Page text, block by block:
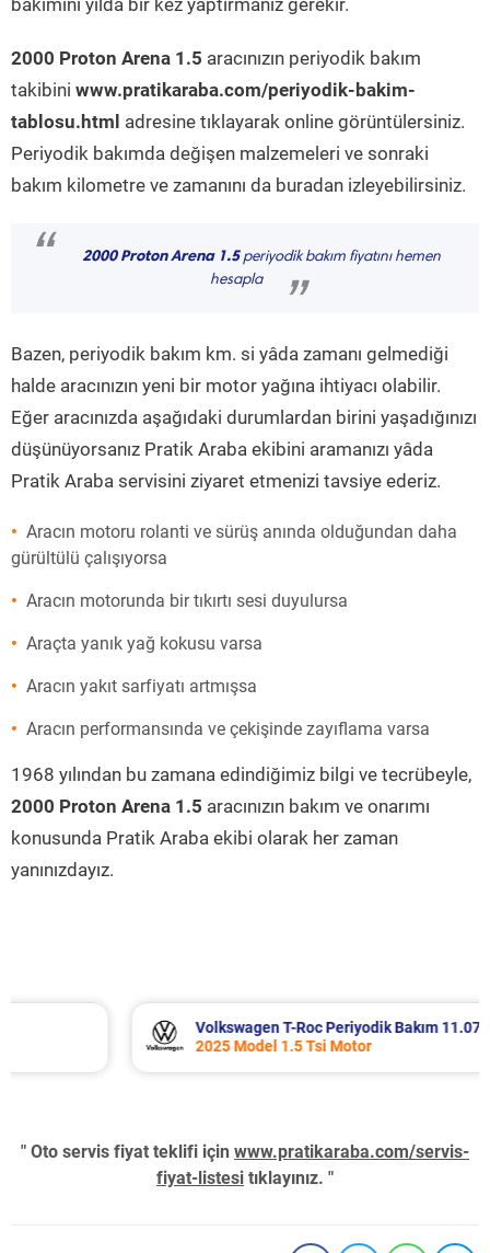
bakımını yılda bir kez yaptırmanız gerekir.
2000 Proton Arena 1.5 aracınızın periyodik bakım
takibini www.pratikaraba.com/periyodik-bakim-
tablosu.html adresine tıklayarak online görüntülersiniz.
Periyodik bakımda değişen malzemeleri ve sonraki
bakım kilometre ve zamanını da buradan izleyebilirsiniz.
“ 2000 Proton Arena 1.5periyodik bakım fiyatını hemen
hesapla
”
Bazen, periyodik bakım km. si yâda zamanı gelmediği
halde aracınızın yeni bir motor yağına ihtiyacı olabilir.
Eğer aracınızda aşağıdaki durumlardan birini yaşadığınızı
düşünüyorsanız Pratik Araba ekibini aramanızı yâda
Pratik Araba servisini ziyaret etmenizi tavsiye ederiz.
Aracın motoru rolanti ve sürüş anında olduğundan daha
gürültülü çalışıyorsa
Aracın motorunda bir tıkırtı sesi duyulursa
Araçta yanık yağ kokusu varsa
Aracın yakıt sarfiyatı artmışsa
Aracın performansında ve çekişinde zayıflama varsa
1968 yılından bu zamana edindiğimiz bilgi ve tecrübeyle,
2000 Proton Arena 1.5 aracınızın bakım ve onarımı
konusunda Pratik Araba ekibi olarak her zaman
yanınızdayız.
Volkswagen T-Roc Periyodik Bakım 11.071 TL
2025 Model 1.5 Tsi Motor
" Oto servis fiyat teklifi için www.pratikaraba.com/servis-
fiyat-listesi tıklayınız. "